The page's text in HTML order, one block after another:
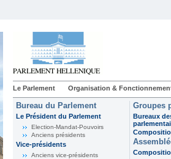
Le Parlement Organisation &
Bureau du Parlement
Le Président du Parlement
Election-Mandat-Pouvoirs
Anciens présidents
Vice-présidents
Anciens vice-présidents
Groupes
Bureaux